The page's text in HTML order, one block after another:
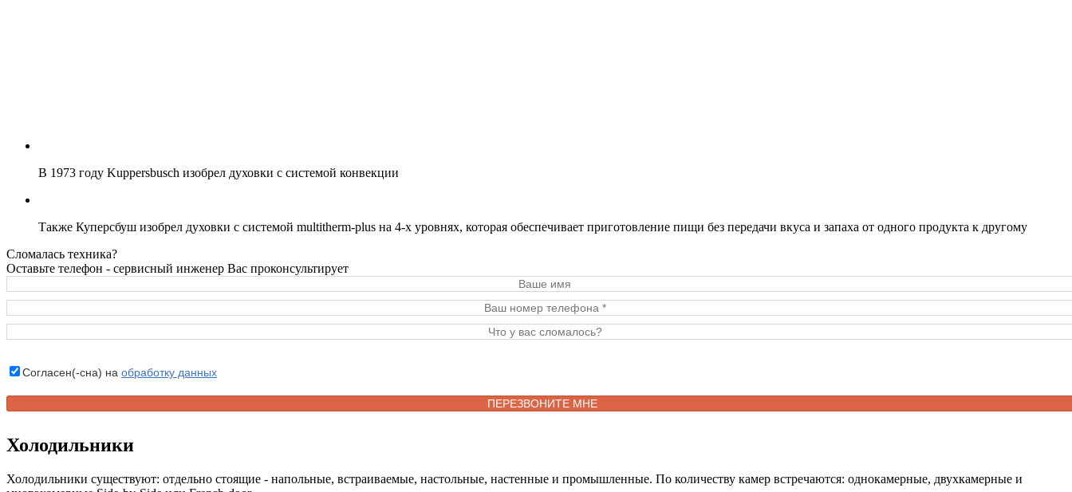
В 1973 году Kuppersbusch изобрел духовки с системой конвекции
Также Куперсбуш изобрел духовки с системой multitherm-plus на 4-х уровнях, которая обеспечивает приготовление пищи без передачи вкуса и запаха от одного продукта к другому
Сломалась техника?
Оставьте телефон - сервисный инженер Вас проконсультирует
Согласен(-сна) на обработку данных
Холодильники
Холодильники существуют: отдельно стоящие - напольные, встраиваемые, настольные, настенные и промышленные. По количеству камер встречаются: однокамерные, двухкамерные и